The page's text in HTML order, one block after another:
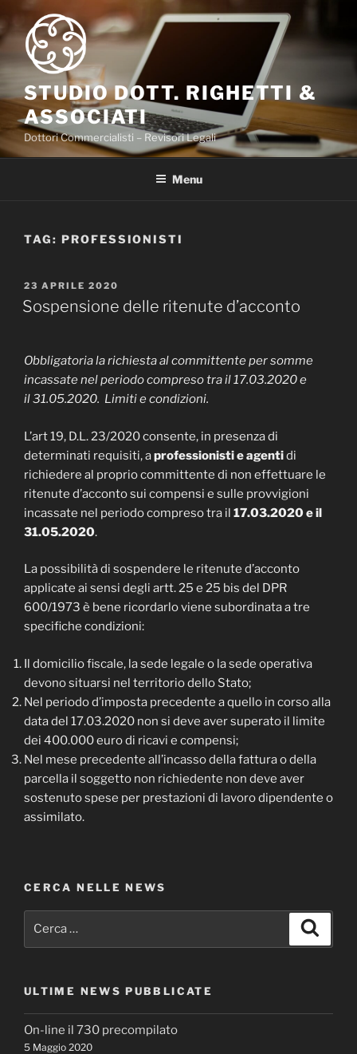
Salta
contenuto
STUDIO DOTT. RIGHETTI &
ASSOCIATI
Dottori Commercialisti – Revisori Legali
Menu
TAG: PROFESSIONISTI
PUBBLICATO
IL
23 APRILE 2020
Sospensione delle ritenute d’acconto
Obbligatoria la richiesta al committente per somme
incassate nel periodo compreso tra il 17.03.2020 e
il 31.05.2020. Limiti e condizioni.
L’art 19, D.L. 23/2020 consente, in presenza di
determinati requisiti, aprofessionisti e agentidi
richiedere al proprio committente di non effettuare le
ritenute d’acconto sui compensi e sulle provvigioni
incassate nel periodo compreso tra il 17.03.2020 e il
31.05.2020.
La possibilità di sospendere le ritenute d’acconto
applicate ai sensi degli artt. 25 e 25 bis del DPR
600/1973 è bene ricordarlo viene subordinata a tre
specifiche condizioni:
Il domicilio fiscale, la sede legale o la sede operativa
devono situarsi nel territorio dello Stato;
Nel periodo d’imposta precedente a quello in corso alla
data del 17.03.2020 non si deve aver superato il limite
dei 400.000 euro di ricavi e compensi;
Nel mese precedente all’incasso della fattura o della
parcella il soggetto non richiedente non deve aver
sostenuto spese per prestazioni di lavoro dipendente o
assimilato.
CERCA NELLE NEWS
ULTIME NEWS PUBBLICATE
On-line il 730 precompilato
5 Maggio 2020